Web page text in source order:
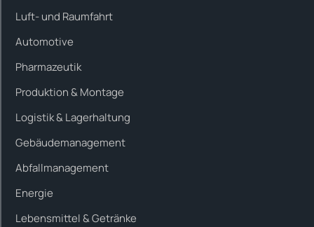
Luft- und Raumfahrt
Automotive
Pharmazeutik
Produktion & Montage
Logistik & Lagerhaltung
Gebäudemanagement
Abfallmanagement
Energie
Lebensmittel & Getränke